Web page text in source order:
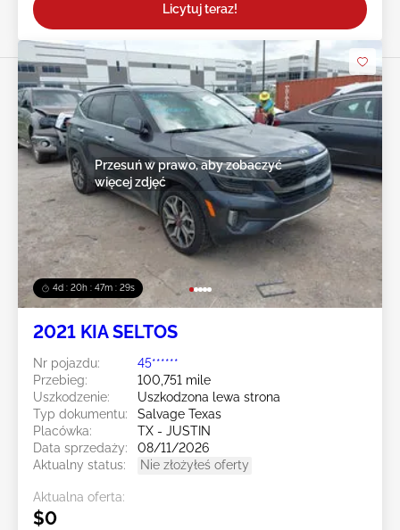
Licytuj teraz!
4d : 20h : 47m : 27s
Przesuń w prawo, aby zobaczyć
więcej zdjęć
2021 KIA SELTOS
Nr pojazdu:
45******
Przebieg:
100,751 mile
Uszkodzenie:
Uszkodzona lewa strona
Typ dokumentu:
Salvage Texas
Placówka:
TX - JUSTIN
Data sprzedaży:
08/11/2026
Aktualny status:
Nie złożyłeś oferty
Aktualna oferta:
$0